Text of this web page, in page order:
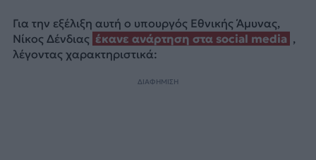
Για την εξέλιξη αυτή ο υπουργός Εθνικής Άμυνας,
Νίκος Δένδιας έκανε ανάρτηση στα social media ,
λέγοντας χαρακτηριστικά:
ΔΙΑΦΗΜΙΣΗ